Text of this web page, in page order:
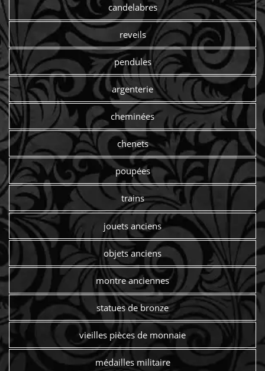
candelabres
reveils
pendules
argenterie
cheminées
chenets
poupées
trains
jouets anciens
objets anciens
montre anciennes
statues de bronze
vieilles pièces de monnaie
médailles militaire